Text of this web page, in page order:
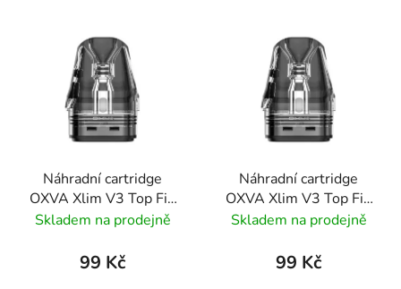
Náhradní cartridge
OXVA Xlim V3 Top Fill
(0,6ohm)
Skladem na prodejně
99 Kč
Náhradní cartridge
OXVA Xlim V3 Top Fill
(0,8ohm)
Skladem na prodejně
99 Kč